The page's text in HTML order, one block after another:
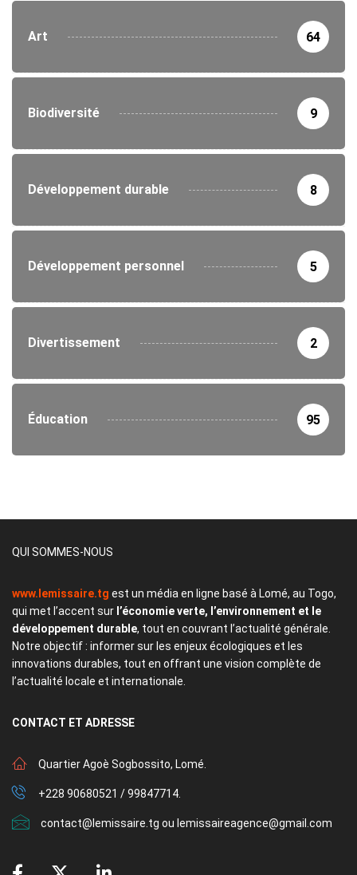
Art 64
Biodiversité 9
Développement durable 8
Développement personnel 5
Divertissement 2
Éducation 95
QUI SOMMES-NOUS
www.lemissaire.tg est un média en ligne basé à Lomé, au Togo,
qui met l’accent sur l’économie verte, l’environnement et le
développement durable, tout en couvrant l’actualité générale.
Notre objectif : informer sur les enjeux écologiques et les
innovations durables, tout en offrant une vision complète de
l’actualité locale et internationale.
CONTACT ET ADRESSE
Quartier Agoè Sogbossito, Lomé.
+228 90680521 / 99847714.
contact@lemissaire.tg ou lemissaireagence@gmail.com